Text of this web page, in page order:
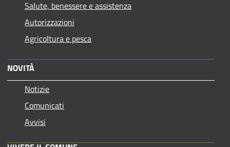
Salute, benessere e assistenza
Autorizzazioni
Agricoltura e pesca
NOVITÀ
Notizie
Comunicati
Avvisi